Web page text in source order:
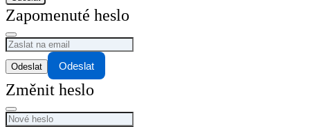
Zapomenuté heslo
Odeslat
Změnit heslo